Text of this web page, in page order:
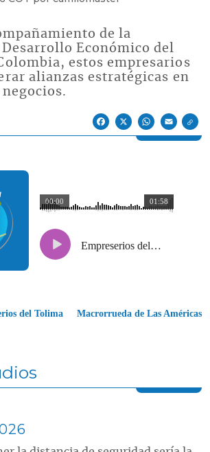
de la
Desarrollo Económico del
estos empresarios
alianzas estratégicas en
FacebookX WhatsAppEmail
01:58
00:00
Empreserios del Tolima, presentes en Macrorrueda de Las Américas
del Tolima Macrorrueda de Las Américas